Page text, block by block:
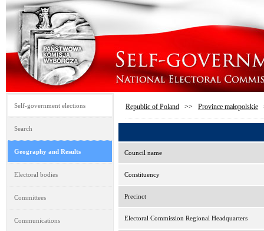
Self-government elections
Search
Geography and Results
Electoral bodies
Committees
Communications
Republic of Poland >> Province małopolskie
Council name
Constituency
Precinct
Electoral Commission Regional Headquarters